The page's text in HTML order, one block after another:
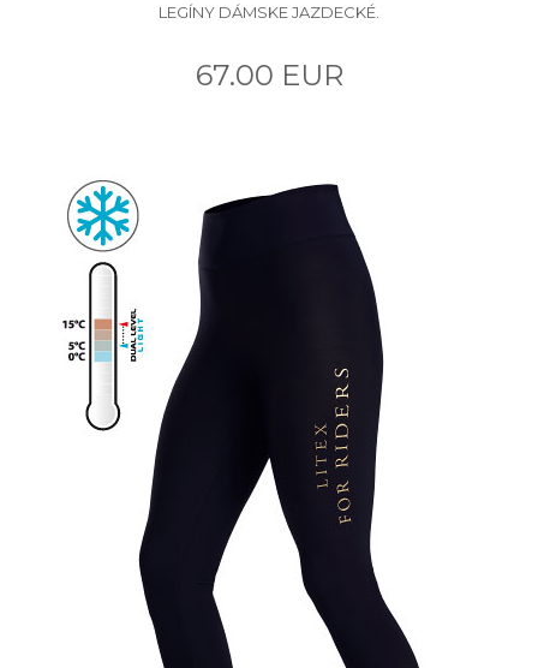
LEGÍNY DÁMSKE JAZDECKÉ.
67.00 EUR